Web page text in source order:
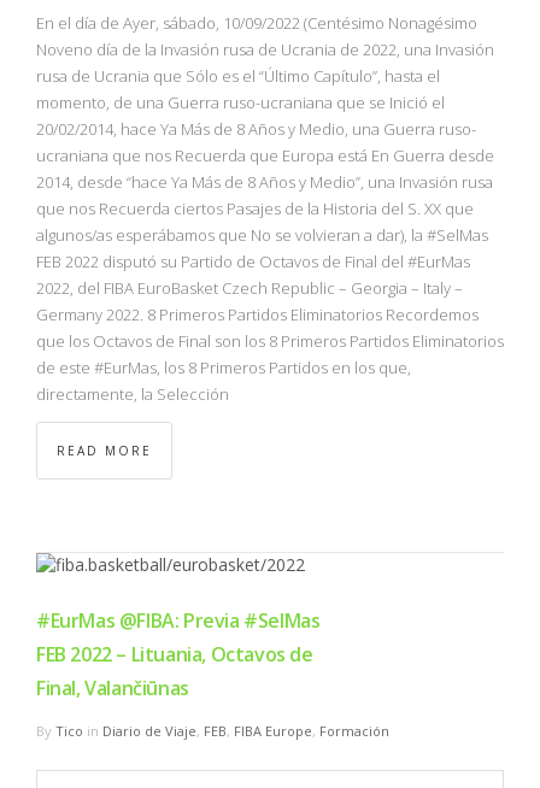
En el día de Ayer, sábado, 10/09/2022 (Centésimo Nonagésimo
Noveno día de la Invasión rusa de Ucrania de 2022, una Invasión
rusa de Ucrania que Sólo es el “Último Capítulo”, hasta el
momento, de una Guerra ruso-ucraniana que se Inició el
20/02/2014, hace Ya Más de 8 Años y Medio, una Guerra ruso-
ucraniana que nos Recuerda que Europa está En Guerra desde
2014, desde “hace Ya Más de 8 Años y Medio”, una Invasión rusa
que nos Recuerda ciertos Pasajes de la Historia del S. XX que
algunos/as esperábamos que No se volvieran a dar), la #SelMas
FEB 2022 disputó su Partido de Octavos de Final del #EurMas
2022, del FIBA EuroBasket Czech Republic – Georgia – Italy –
Germany 2022. 8 Primeros Partidos Eliminatorios Recordemos
que los Octavos de Final son los 8 Primeros Partidos Eliminatorios
de este #EurMas, los 8 Primeros Partidos en los que,
directamente, la Selección
READ MORE
#EurMas @FIBA: Previa #SelMas
FEB 2022 – Lituania, Octavos de
Final, Valančiūnas
By Tico in Diario de Viaje, FEB, FIBA Europe, Formación